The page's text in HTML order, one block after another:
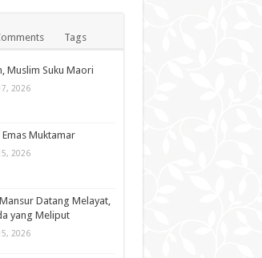
Tags
Muslim Suku Maori
2026
Muktamar
2026
Datang Melayat,
yang Meliput
2026